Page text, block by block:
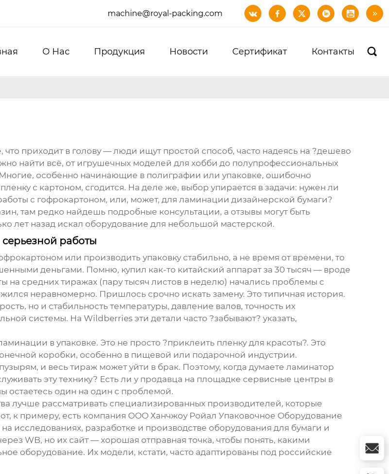
machine@royal-packing.com      
О Hас Продукция Новости Сертификат Контакты 
что приходит в голову — люди ищут простой способ, часто надеясь на ?дешево
найти всё, от игрушечных моделей для хобби до полупрофессиональных
особенно начинающие в полиграфии или упаковке, ошибочно
с картоном, сгодится. На деле же, выбор упирается в задачи: нужен ли
с гофрокартоном, или, может, для ламинации дизайнерской бумаги?
там редко найдешь подробные консультации, а отзывы могут быть
лет назад искал оборудование для небольшой мастерской.
работы
или производить упаковку стабильно, а не время от времени, то
деньгами. Помню, купил как-то китайский аппарат за 30 тысяч — вроде
средних тиражах (пару тысяч листов в неделю) начались проблемы с
неравномерно. Пришлось срочно искать замену. Это типичная история.
но и стабильность температуры, давление валов, точность их
системы. На Wildberries эти детали часто ?забывают? указать,
в упаковке. Это не просто ?приклеить пленку для красоты?. Это
коробки, особенно в пищевой или подарочной индустрии.
и весь тираж может уйти в брак. Поэтому, когда думаете ламинатор
эту технику? Есть ли у продавца на площадке сервисные центры в
остаетесь один на один с проблемой.
лучше рассматривать специализированных производителей, которые
к примеру, есть компания ООО Ханчжоу Ройал Упаковочное Оборудование
исследованиях, разработке и производстве оборудования для бумаги и
WB, но их сайт — хорошая отправная точка, чтобы понять, какими
оборудование. Их модели, кстати, часто адаптированы под российские